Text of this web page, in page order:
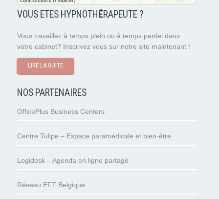
VOUS ETES HYPNOTH ÉRAPEUTE ?
Vous travaillez à temps plein ou à temps partiel dans
votre cabinet? Inscrivez vous sur notre site maintenant !
LIRE LA SUITE
NOS PARTENAIRES
OfficePlus Business Centers
Centre Tulipe – Espace paramédicale et bien-être
Logidesk – Agenda en ligne partagé
Réseau EFT Belgique